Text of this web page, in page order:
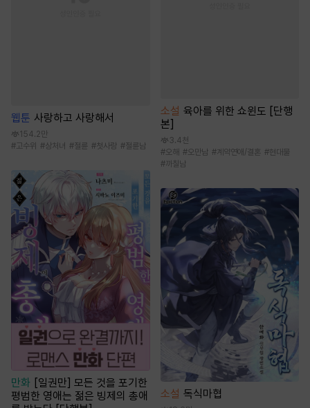
웹툰 사랑하고 사랑해서
154.2만
#고수위 #상처녀 #절륜 #첫사랑 #절륜남
만화
[일권만] 모든 것을 포기한
평범한 영애는 젊은 빙제의 총애
소설 육아를 위한 쇼윈도 [단행
본]
3.4천
#오해 #오만남 #계약연애/결혼 #현대물
#까칠남
소설 독식마협